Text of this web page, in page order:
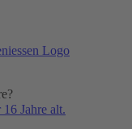
Jahre alt.